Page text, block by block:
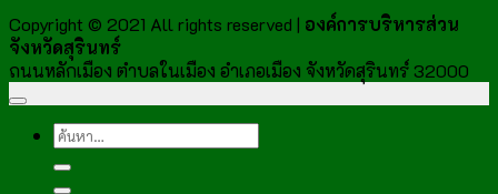
Copyright © 2021 All rights reserved | องค์การบริหารส่วน
จังหวัดสุรินทร์
ถนนหลักเมือง ตำบลในเมือง อำเภอเมือง จังหวัดสุรินทร์ 32000